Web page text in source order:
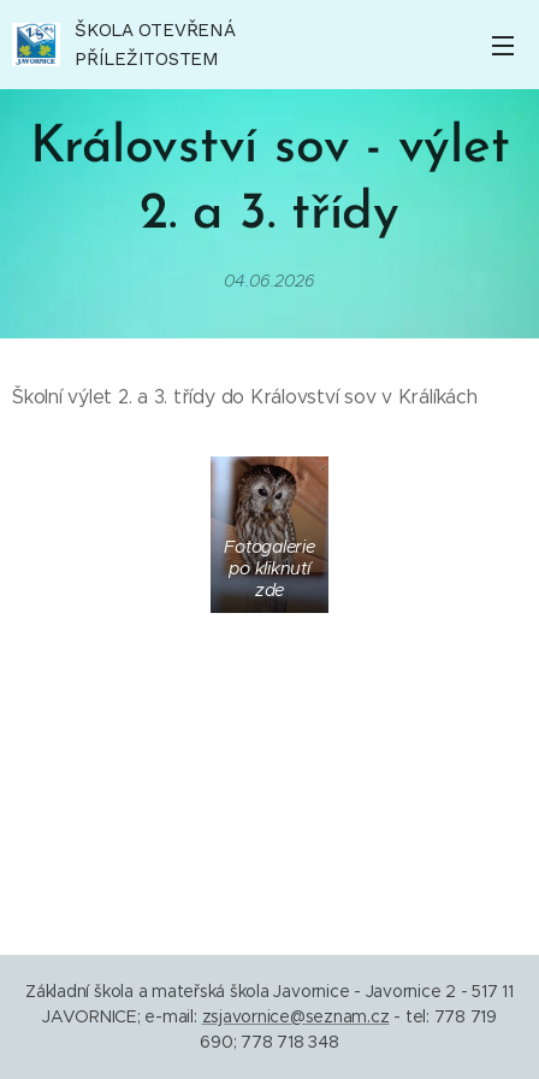
ŠKOLA OTEVŘENÁ
PŘÍLEŽITOSTEM
Království sov - výlet
2. a 3. třídy
04.06.2026
Školní výlet 2. a 3. třídy do Království sov v Králíkách
Fotogalerie
po kliknutí
zde
Základní škola a mateřská škola Javornice - Javornice 2 - 517 11
JAVORNICE; e-mail: zsjavornice@seznam.cz - tel: 778 719
690; 778 718 348